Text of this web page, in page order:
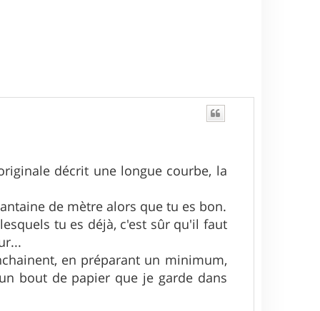
décrit une longue courbe, la
de mètre alors que tu es bon.
tu es déjà, c'est sûr qu'il faut
en préparant un minimum,
bout de papier que je garde dans